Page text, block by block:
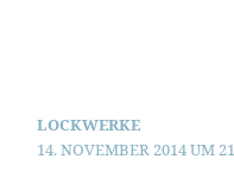
LOCKWERKE
14. NOVEMBER 2014 UM